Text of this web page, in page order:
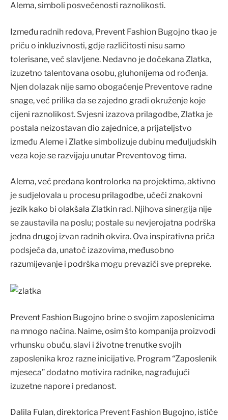
Alema, simboli posvećenosti raznolikosti.
Između radnih redova, Prevent Fashion Bugojno tkao je
priču o inkluzivnosti, gdje različitosti nisu samo
tolerisane, već slavljene. Nedavno je dočekana Zlatka,
izuzetno talentovana osobu, gluhonijema od rođenja.
Njen dolazak nije samo obogaćenje Preventove radne
snage, već prilika da se zajedno gradi okruženje koje
cijeni raznolikost. Svjesni izazova prilagodbe, Zlatka je
postala neizostavan dio zajednice, a prijateljstvo
između Aleme i Zlatke simbolizuje dubinu međuljudskih
veza koje se razvijaju unutar Preventovog tima.
Alema, već predana kontrolorka na projektima, aktivno
je sudjelovala u procesu prilagodbe, učeći znakovni
jezik kako bi olakšala Zlatkin rad. Njihova sinergija nije
se zaustavila na poslu; postale su nevjerojatna podrška
jedna drugoj izvan radnih okvira. Ova inspirativna priča
podsjeća da, unatoč izazovima, međusobno
razumijevanje i podrška mogu prevazići sve prepreke.
Prevent Fashion Bugojno brine o svojim zaposlenicima
na mnogo načina. Naime, osim što kompanija proizvodi
vrhunsku obuću, slavi i životne trenutke svojih
zaposlenika kroz razne inicijative. Program “Zaposlenik
mjeseca” dodatno motivira radnike, nagrađujući
izuzetne napore i predanost.
Dalila Fulan, direktorica Prevent Fashion Bugojno, ističe